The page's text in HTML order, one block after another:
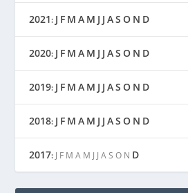
2021: J F M A M J J AS O N D
2020: J F M A M J J AS O N D
2019: J F M A M J J AS O N D
2018: J F M A M J J AS O N D
2017: J F M A M J J A S O N D